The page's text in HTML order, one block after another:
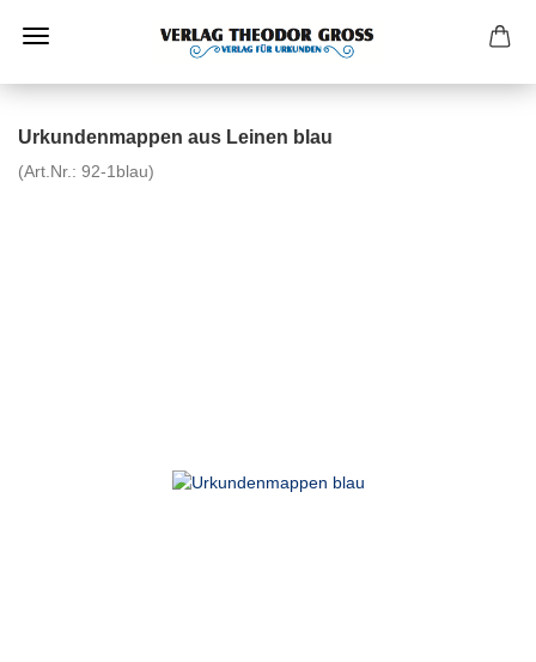
Urkundenmappen aus Leinen blau
(Art.Nr.: 92-1blau)